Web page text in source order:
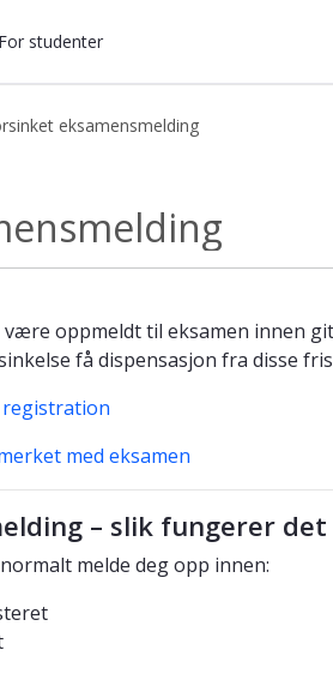
For studenter
eksamensmelding
være oppmeldt til eksamen innen
få dispensasjon fra disse
registration
med eksamen
– slik fungerer det
melde deg opp innen: